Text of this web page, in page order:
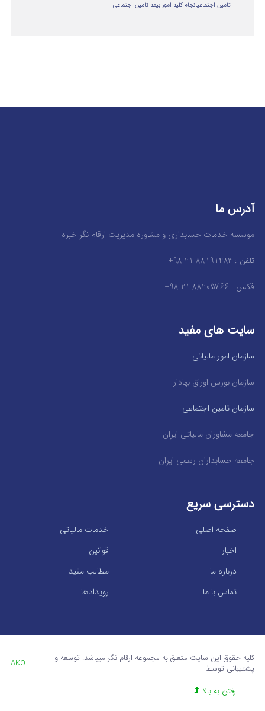
تامین اجتماعیانجام کلیه امور بیمه تامین اجتماعی
آدرس ما
موسسه خدمات حسابداری و مشاوره مدیریت ارقام نگر خبره
تلفن : 88191483 21 98+
فکس : 88205766 21 98+
سایت های مفید
سازمان امور مالیاتی
سازمان بورس اوراق بهادار
سازمان تامین اجتماعی
جامعه مشاوران مالیاتی ایران
جامعه حسابداران رسمی ایران
دسترسی سریع
خدمات مالیاتی
صفحه اصلی
قوانین
اخبار
مطالب مفید
درباره ما
رویدادها
تماس با ما
کلیه حقوق این سایت متعلق به مجموعه ارقام نگر میباشد. توسعه و
پشتیبانی توسط
AKO
رفتن به بالا